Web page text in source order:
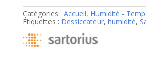
Catégories : Accueil, Humidité -
Étiquettes : Dessiccateur, humidité,